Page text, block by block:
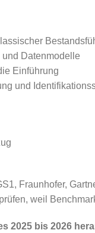
Datenmodelle
Einführung
und
Fraunhofer,
weil
2025 bis 2026